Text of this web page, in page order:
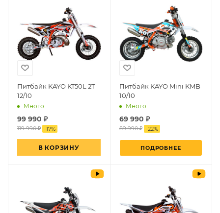
Питбайк KAYO KT50L 2T
12/10
Много
99 990 ₽
119 990 ₽ -17%
В КОРЗИНУ
Питбайк KAYO Mini KMB
10/10
Много
69 990 ₽
89 990 ₽ -22%
ПОДРОБНЕЕ